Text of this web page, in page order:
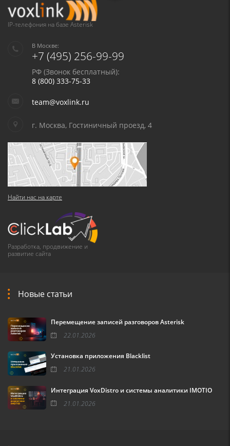
IP-телефония на базе Asterisk
В Москве:
+7 (495) 256-99-99
РФ (Звонок бесплатный):
8 (800) 333-75-33
team@voxlink.ru
г. Москва, Гостиничный проезд, 4
Найти нас на карте
Разработка, продвижение и
развитие сайта
Новые статьи
Перемещение записей разговоров Asterisk
22.01.2026
Установка приложения Blacklist
21.01.2026
Интеграция VoxDistro и системы аналитики IMOTIO
21.01.2026